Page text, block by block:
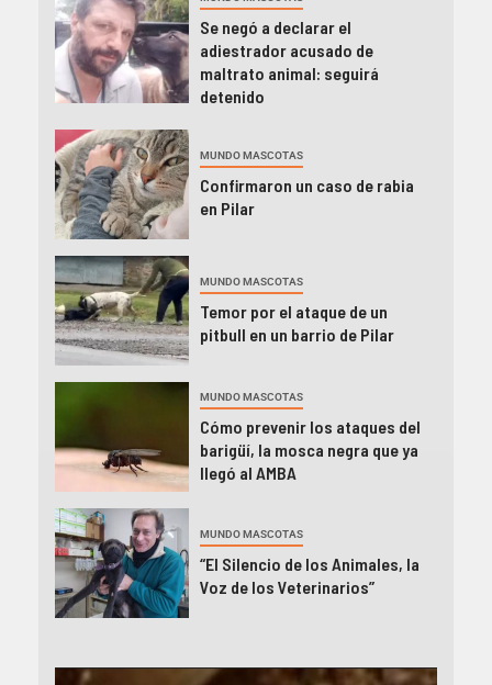
Se negó a declarar el
adiestrador acusado de
maltrato animal: seguirá
detenido
MUNDO MASCOTAS
Confirmaron un caso de rabia
en Pilar
MUNDO MASCOTAS
Temor por el ataque de un
pitbull en un barrio de Pilar
MUNDO MASCOTAS
Cómo prevenir los ataques del
barigüí, la mosca negra que ya
llegó al AMBA
MUNDO MASCOTAS
“El Silencio de los Animales, la
Voz de los Veterinarios”